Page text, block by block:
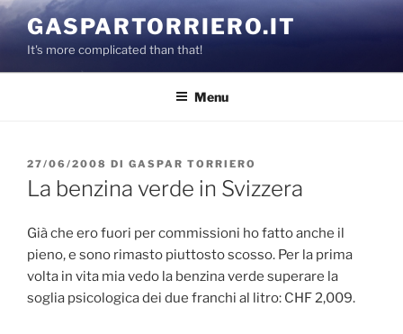
Salta
al
contenuto
GASPARTORRIERO.IT
It's more complicated than that!
Menu
PUBBLICATO
IL
27/06/2008 DI GASPAR TORRIERO
La benzina verde in Svizzera
Già che ero fuori per commissioni ho fatto anche il
pieno, e sono rimasto piuttosto scosso. Per la prima
volta in vita mia vedo la benzina verde superare la
soglia psicologica dei due franchi al litro: CHF 2,009.